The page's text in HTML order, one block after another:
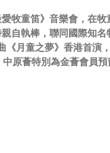
牧童笛》音樂會，在
自執棒，聯同國際知
月童之夢》香港首演
原薈特別為金薈會員